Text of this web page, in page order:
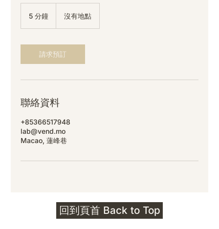
5 分鐘 沒有地點
請求預訂
聯絡資料
+85366517948
lab@vend.mo
Macao, 蓮峰巷
回到頁首 Back to Top